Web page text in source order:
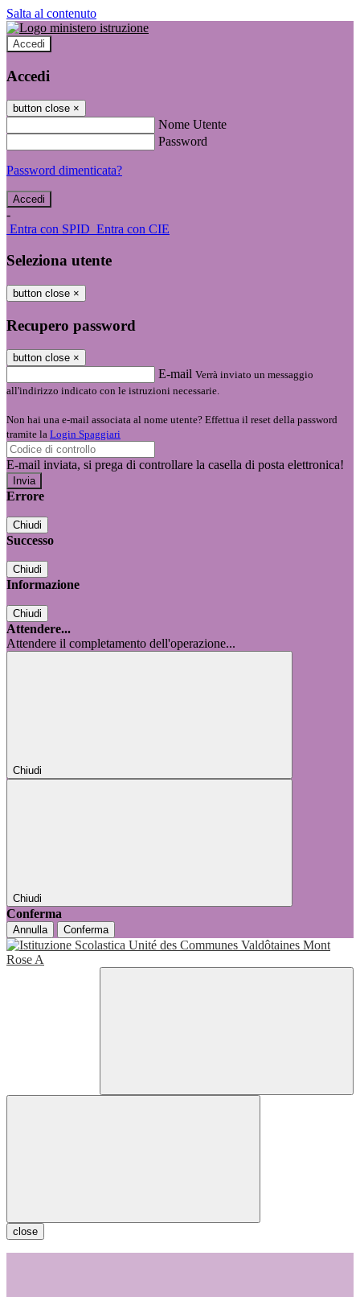
Salta al contenuto
Accedi
Accedi
button close ×
Nome Utente
Password
Password dimenticata?
-
Entra con SPID Entra con CIE
Seleziona utente
button close ×
Recupero password
button close ×
E-mail Verrà inviato un messaggio
all'indirizzo indicato con le istruzioni necessarie.
Non hai una e-mail associata al nome utente? Effettua il reset della password
tramite la Login Spaggiari
E-mail inviata, si prega di controllare la casella di posta elettronica!
Errore
Chiudi
Successo
Chiudi
Informazione
Chiudi
Attendere...
Attendere il completamento dell'operazione...
Chiudi
Chiudi
Conferma
Annulla Conferma
close